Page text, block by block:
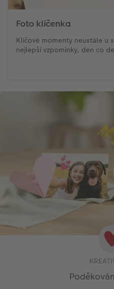
Foto klíčenka
Klíčové momenty neustále u
nejlepší vzpomínky, den co